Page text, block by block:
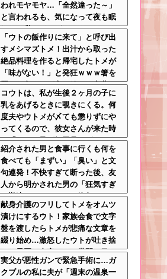
われモヤモヤ…「全然違った～」
と言われるも、気になって夜も眠
れない私はどこがサバサバ？←ネ
チネチ気にしてる時点で自サバじ
ゃない
「ウトの飯作りに来て」と呼び出
すメシマズトメ！出汁から取った
絶品料理を作ると帰宅したトメが
「味がない！」と発狂ｗｗｗ箸を
置いた良ウトが言い放った言葉と
は←良ウトさんの神対応にスカッ
とする
コウトは、私が生後２ヶ月の子に
乳をあげるときに覗きにくる。何
度夫やウトメが〆ても懲りずにや
ってくるので、彼女さんが来た時
に「コウト君が毎回見たがるのよ
～ｗ」と言うと、彼女さん鬼の形
相でコウトの元へｗ
紹介された男と食事に行くも何を
食べても「まずい」「臭い」と文
句連発！不快すぎて断った後、友
人から明かされた男の「狂気すぎ
る勘違いシナリオ」に絶句ｗｗ←
手料理食べたいなら素直に言え
献身介護のフリしてトメをオムツ
漬けにするウト！家族会食で文字
盤を渡したらトメが悲痛な文章を
綴り始め…激怒したウトが吐き捨
てた最悪の真実とは←世間の目し
か気にしてない最低旦那だった
実父が悪性ガンで緊急手術に…ガ
クブルの私に夫が「週末の温泉一